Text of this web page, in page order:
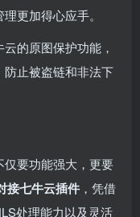
更加得心应手。
的原图保护功能，
止被盗链和非法下
要功能强大，更要
接七牛云插件 ，凭借
处理能力以及灵活